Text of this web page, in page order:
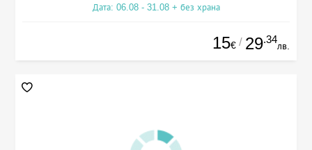
Дата: 06.08 - 31.08 + без храна
15€ / 29.34
лв.